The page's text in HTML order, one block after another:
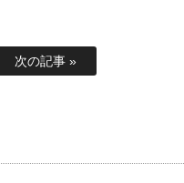
次の記事 »